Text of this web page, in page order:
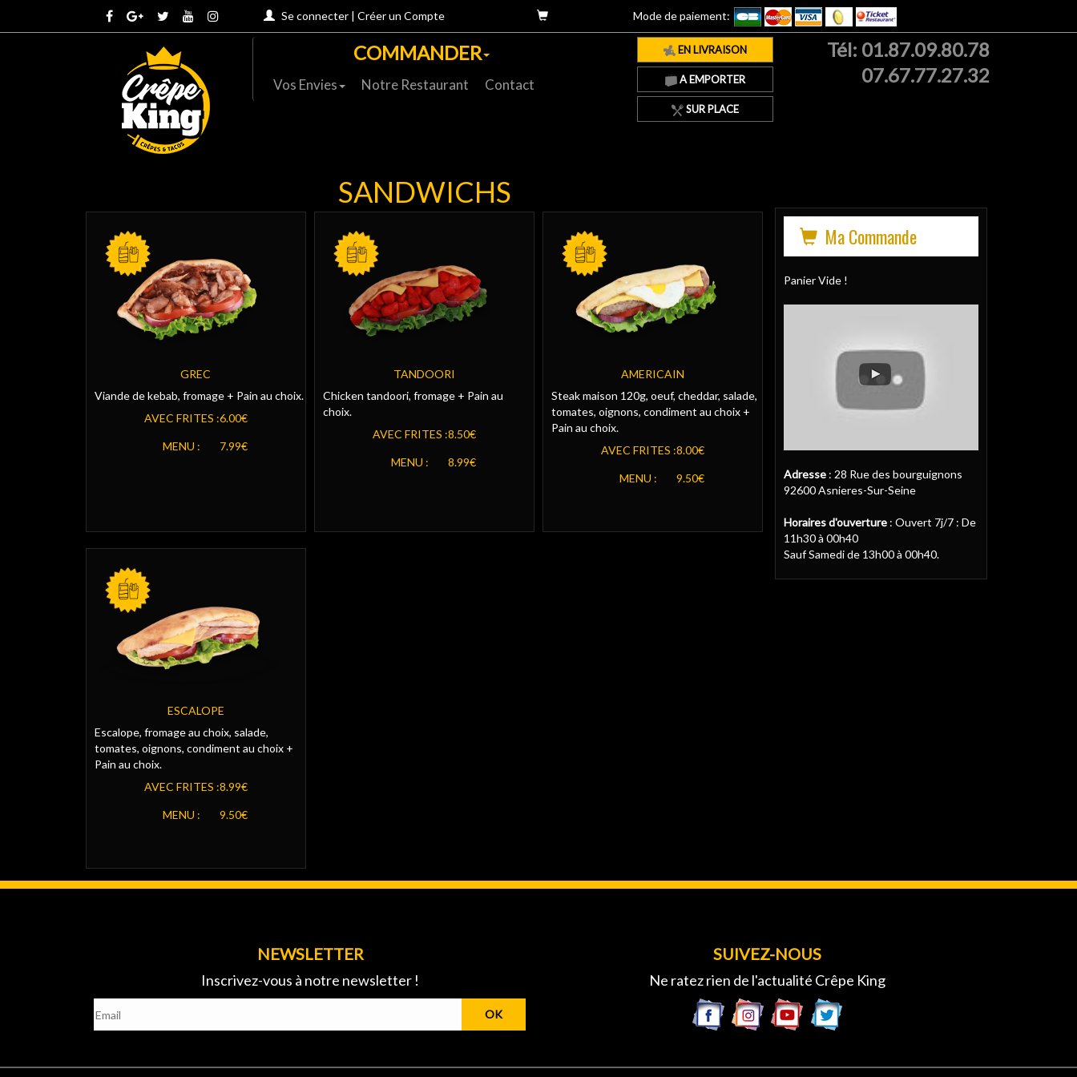
Se connecter | Créer un Compte Mode de paiement:
COMMANDER
Vos Envies Notre Restaurant Contact
EN LIVRAISON
A EMPORTER
SUR PLACE
Tél: 01.87.09.80.78
07.67.77.27.32
SANDWICHS
AVEC FRITES
GREC
Viande de kebab, fromage + Pain au choix.
AVEC FRITES :6.00€
MENU : 7.99€
AVEC FRITES
TANDOORI
Chicken tandoori, fromage + Pain au
choix.
AVEC FRITES :8.50€
MENU : 8.99€
AVEC FRITES
AMERICAIN
Steak maison 120g, oeuf, cheddar, salade,
tomates, oignons, condiment au choix +
Pain au choix.
AVEC FRITES :8.00€
MENU : 9.50€
AVEC FRITES
ESCALOPE
Escalope, fromage au choix, salade,
tomates, oignons, condiment au choix +
Pain au choix.
AVEC FRITES :8.99€
MENU : 9.50€
Ma Commande
Panier Vide !
Adresse : 28 Rue des bourguignons
92600 Asnieres-Sur-Seine
Horaires d'ouverture : Ouvert 7j/7 : De
11h30 à 00h40
Sauf Samedi de 13h00 à 00h40.
NEWSLETTER
Inscrivez-vous à notre newsletter !
OK
SUIVEZ-NOUS
Ne ratez rien de l'actualité Crêpe King